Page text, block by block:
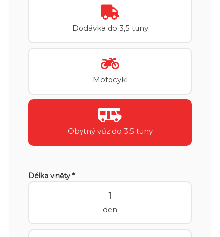
Dodávka do 3,5 tuny
Motocykl
Obytný vůz do 3,5 tuny
Délka viněty *
1
den